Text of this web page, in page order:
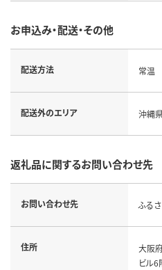
お申込み・配送・その他
配送方法 常温
配送外のエリア 沖縄
返礼品に関するお問い合わせ先
お問い合わせ先 ふる
住所
大阪
ビル